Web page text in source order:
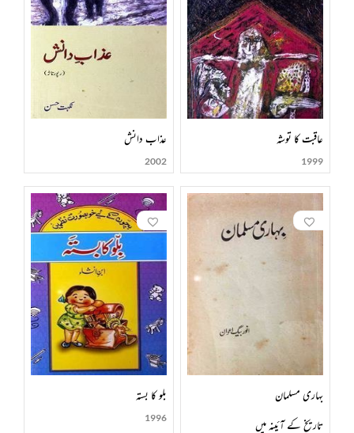
عاقبت کا توشہ
1999
عذاب دانش
2002
بہاری مسلمان
تاریخ کے آئینہ میں
بلو کا بستہ
1996